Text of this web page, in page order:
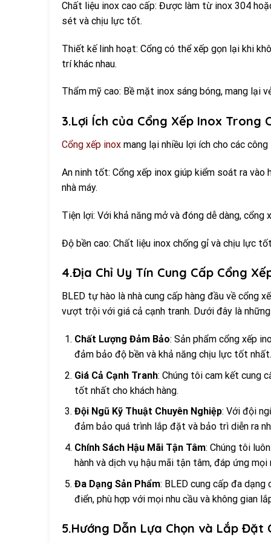
Chất liệu inox cao cấp: Được làm từ inox 304
sét và chịu lực tốt.
Thiết kế linh hoạt: Cổng có thể xếp gọn lại khi
trí khác nhau.
Thẩm mỹ cao: Bề mặt inox sáng bóng, mang lại
3.Lợi Ích của Cổng Xếp Inox Trong
Cổng xếp inox mang lại nhiều lợi ích cho các
An ninh tốt: Cổng xếp inox giúp kiểm soát ra vào
nhà máy.
Tiện lợi: Với khả năng mở và đóng dễ dàng,
Độ bền cao: Chất liệu inox chống gỉ và chịu lực
4.Địa Chỉ Uy Tín Cung Cấp Cổng
BLED tự hào là nhà cung cấp hàng đầu về cổng
vượt trội với giá cả cạnh tranh. Dưới đây là
Chất Lượng Đảm Bảo: Sản phẩm cổng xếp
đảm bảo độ bền và khả năng chịu lực tốt nhất.
Giá Cả Cạnh Tranh: Chúng tôi cam kết cung
tốt nhất cho khách hàng.
Đội Ngũ Kỹ Thuật Chuyên Nghiệp: Với đội
đảm bảo quá trình lắp đặt và bảo trì diễn ra
Chính Sách Hậu Mãi Tận Tâm: Chúng tôi
hành và dịch vụ hậu mãi tận tâm, đáp ứng
Đa Dạng Sản Phẩm: BLED cung cấp đa
điển, phù hợp với mọi nhu cầu và không gian
5.Hướng Dẫn Lựa Chọn và Lắp Đặt